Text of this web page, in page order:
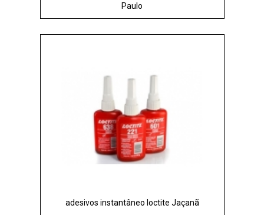
Paulo
adesivos instantâneo loctite Jaçanã